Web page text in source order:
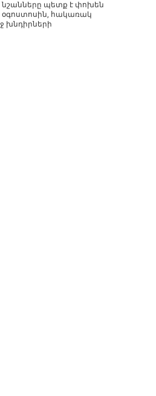
նշանները պետք է փոխեն
օգոստոսին, հակառակ
խնդիրների